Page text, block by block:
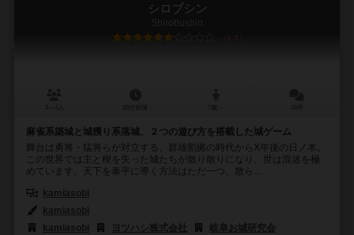
シロブシン
Shirobushin
6.5
麻雀系築城と城獲り系落城、２つの遊び方を搭載した城ゲーム
舞台は勇将・猛将らが対立する、群雄割拠の時代からX年後の日ノ本。
この世界では主と楔を失った城たちが散り散りになり、世は混迷を極
めています。天下を泰平に導く方法はただ一つ。散ら...
kamiasobi
kamiasobi
kamiasobi
ヨツハシ株式会社 岐阜お城研究会